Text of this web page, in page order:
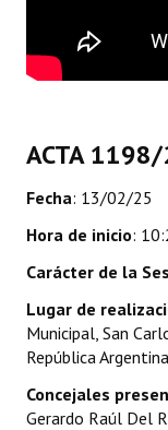
Actas de
Resoluciones
Resoluciones de
INSTITUCIONAL
Antiguos
Noticias
ACTA
Fecha: 13/02/25
Hora de inicio:
Carácter de la
Lugar de
Municipal, San
República
Concejales
Gerardo Raúl Del